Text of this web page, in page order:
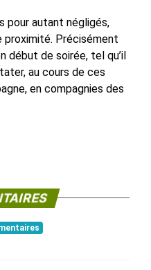
pour autant négligés,
proximité. Précisément
début de soirée, tel qu’il
au cours de ces
en compagnies des